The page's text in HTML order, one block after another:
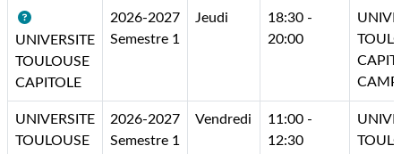
UNIVERSITE
TOULOUSE
CAPITOLE
2026-2027
Semestre 1
Jeudi
18:30 -
20:00
UNIVERSITE
TOULOUSE
2026-2027
Semestre 1
Vendredi
11:00 -
12:30